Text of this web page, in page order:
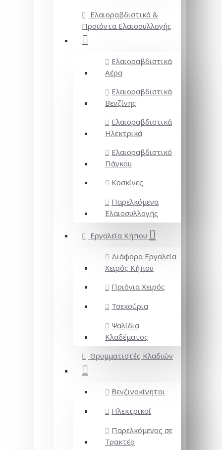
Ελαιοραβδιστικά &
Προϊόντα Ελαιοσυλλογής
Ελαιοραβδιστικά
Αέρα
Ελαιοραβδιστικά
Βενζίνης
Ελαιοραβδιστικά
Ηλεκτρικά
Ελαιοραβδιστικό
Πάγκου
Κοσκίνες
Παρελκόμενα
Ελαιοσυλλογής
Εργαλεία Κήπου
Διάφορα Εργαλεία
Χειρός Κήπου
Πριόνια Χειρός
Τσεκούρια
Ψαλίδια
Κλαδέματος
Θρυμματιστές Κλαδιών
Βενζινοκίνητοι
Ηλεκτρικοί
Παρελκόμενος σε
Τρακτέρ